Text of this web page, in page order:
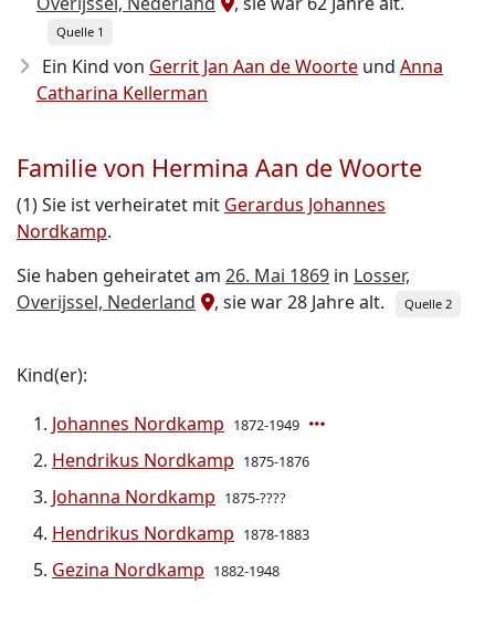
Quelle 1
Ein Kind von Gerrit Jan Aan de Woorte und Anna
Catharina Kellerman
Familie von Hermina Aan de Woorte
(1) Sie ist verheiratet mit Gerardus Johannes
Nordkamp.
Sie haben geheiratet am 26. Mai 1869 in Losser,
Overijssel, Nederland
, sie war 28 Jahre alt. Quelle 2
Kind(er):
Johannes Nordkamp 1872-1949
Hendrikus Nordkamp 1875-1876
Johanna Nordkamp 1875-????
Hendrikus Nordkamp 1878-1883
Gezina Nordkamp 1882-1948